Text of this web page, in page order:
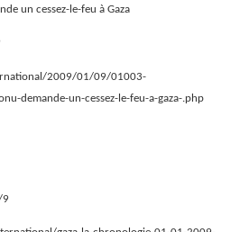
un cessez-le-feu à Gaza
2009/01/09/01003-
demande-un-cessez-le-feu-a-gaza-.php
9